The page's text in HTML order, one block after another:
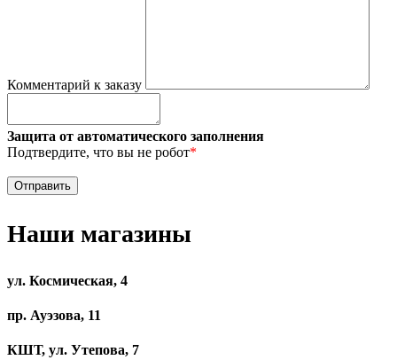
Комментарий к заказу
Защита от автоматического заполнения
Подтвердите, что вы не робот*
Наши магазины
ул. Космическая, 4
пр. Ауэзова, 11
КШТ, ул. Утепова, 7